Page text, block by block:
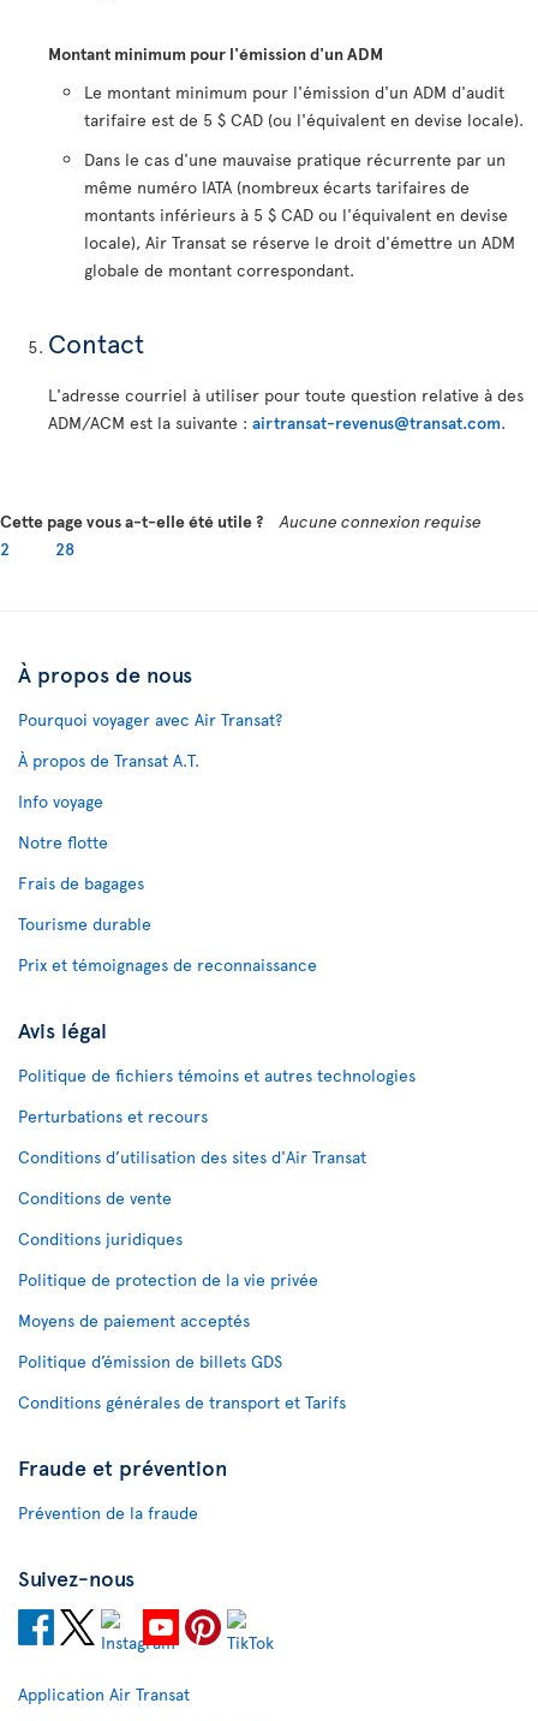
Montant minimum pour l'émission d'un ADM
Le montant minimum pour l'émission d'un ADM d'audit
tarifaire est de 5 $ CAD (ou l'équivalent en devise locale).
Dans le cas d'une mauvaise pratique récurrente par un
même numéro IATA (nombreux écarts tarifaires de
montants inférieurs à 5 $ CAD ou l'équivalent en devise
locale), Air Transat se réserve le droit d'émettre un ADM
globale de montant correspondant.
Contact
L'adresse courriel à utiliser pour toute question relative à des
ADM/ACM est la suivante : airtransat-revenus@transat.com.
Cette page vous a-t-elle été utile ?
Aucune connexion requise
2
28
À propos de nous
Pourquoi voyager avec Air Transat?
À propos de Transat A.T.
Info voyage
Notre flotte
Frais de bagages
Tourisme durable
Prix et témoignages de reconnaissance
Avis légal
Politique de fichiers témoins et autres technologies
Perturbations et recours
Conditions d’utilisation des sites d'Air Transat
Conditions de vente
Conditions juridiques
Politique de protection de la vie privée
Moyens de paiement acceptés
Politique d’émission de billets GDS
Conditions générales de transport et Tarifs
Fraude et prévention
Prévention de la fraude
Suivez-nous
Application Air Transat